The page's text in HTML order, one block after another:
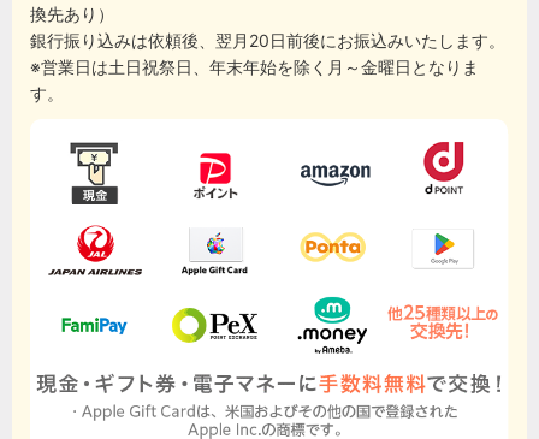
換先あり）
銀行振り込みは依頼後、翌月20日前後にお振込みいたします。
※営業日は土日祝祭日、年末年始を除く月～金曜日となりま
す。